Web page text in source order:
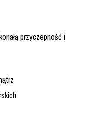
przyczepność i